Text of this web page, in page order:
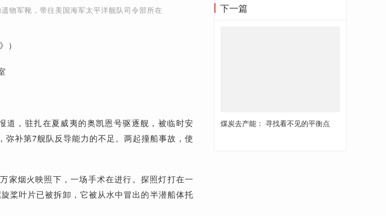
物军靴，带往美国海军太平洋舰队司令部所在
）
，驻扎在夏威夷的奥凯恩号驱逐舰，被临时安
补第7舰队反导能力的不足。两起撞船事故，使
家烟火映照下，一场手术在进行。探照灯打在一
桨叶片已被拆卸，它被从水中冒出的半潜船体托
下一篇
煤炭去产能： 寻找看不见的平衡点